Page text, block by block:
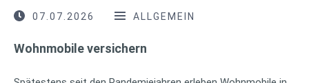
07.07.2026 ALLGEMEIN
Wohnmobile versichern